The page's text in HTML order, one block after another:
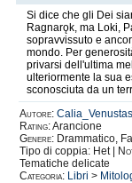
Si dice che gli Dei
Ragnarǫk, ma Loki,
sopravvissuto e
mondo. Per
privarsi dell'ultima
ulteriormente la sua
sconosciuta da un
Autore: Calia_Venustas
Rating:Arancione
Genere: Drammatico,
Tipo di coppia: Het |
Tematiche delicate
Categoria: Libri >